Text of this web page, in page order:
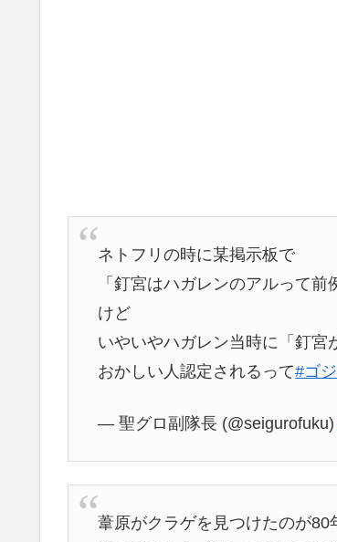
ネトフリの時に某掲示板で
「釘宮はハガレンのアルって
けど
いやいやハガレン当時に「釘宮
おかしい人認定されるって#ゴ
— 聖グロ副隊長 (@seigurofuku)
葦原がクラゲを見つけたのが80